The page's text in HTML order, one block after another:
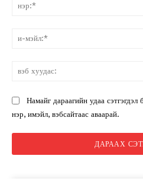
Намайг дараагийн удаа
нэр, имэйл, вэбсайтаас аваарай.